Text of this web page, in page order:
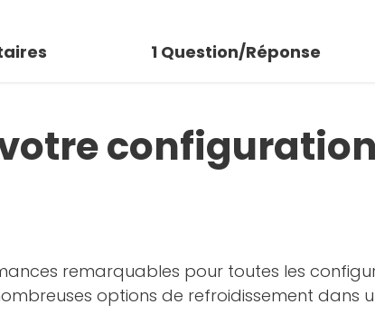
1 Question/Réponse
configuration
remarquables pour toutes les
options de refroidissement dans